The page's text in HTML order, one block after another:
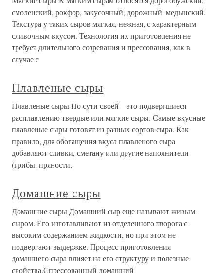
смоленский, рокфор, закусочный, дорожный, медынский.
Текстура у таких сыров мягкая, нежная, с характерным
сливочным вкусом. Технология их приготовления не
требует длительного созревания и прессования, как в
случае с
Плавленые сыры
Плавленые сыры По сути своей – это подвергшиеся
расплавлению твердые или мягкие сыры. Самые вкусные
плавленые сыры готовят из разных сортов сыра. Как
правило, для обогащения вкуса плавленого сыра
добавляют сливки, сметану или другие наполнители
(грибы, пряности,
Домашние сыры
Домашние сыры Домашний сыр еще называют живым
сыром. Его изготавливают из отделенного творога с
высоким содержанием жидкости, но при этом не
подвергают выдержке. Процесс приготовления
домашнего сыра влияет на его структуру и полезные
свойства.Спрессованный домашний